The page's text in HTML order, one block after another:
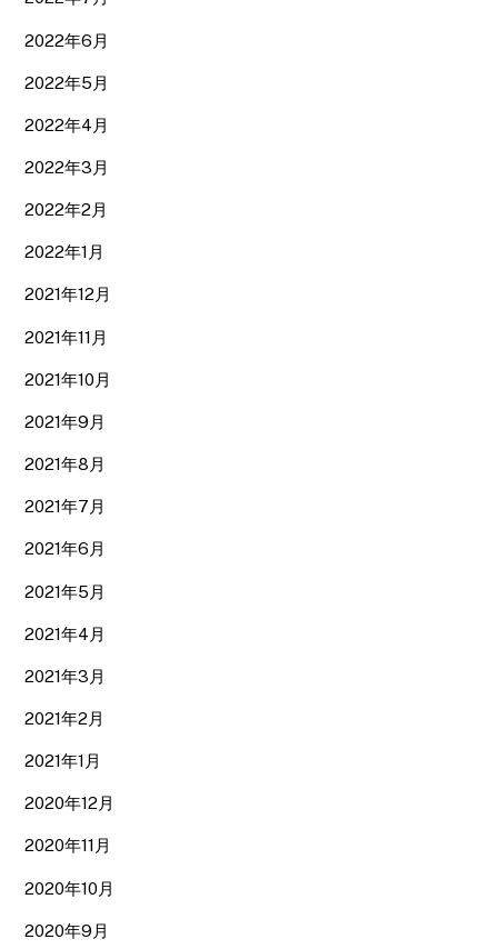
2022年6月
2022年5月
2022年4月
2022年3月
2022年2月
2022年1月
2021年12月
2021年11月
2021年10月
2021年9月
2021年8月
2021年7月
2021年6月
2021年5月
2021年4月
2021年3月
2021年2月
2021年1月
2020年12月
2020年11月
2020年10月
2020年9月